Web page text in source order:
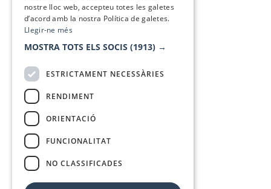
nostre lloc web, accepteu totes les galetes
d’acord amb la nostra Política de galetes.
Llegir-ne més
MOSTRA TOTS ELS SOCIS (1913) →
ESTRICTAMENT NECESSÀRIES
RENDIMENT
ORIENTACIÓ
FUNCIONALITAT
NO CLASSIFICADES